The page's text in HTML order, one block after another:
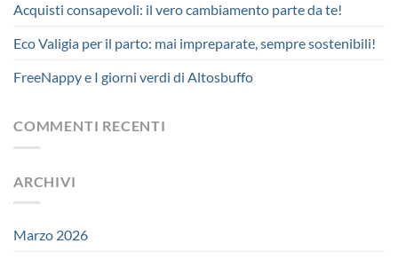
Acquisti consapevoli: il vero cambiamento parte da te!
Eco Valigia per il parto: mai impreparate, sempre sostenibili!
FreeNappy e I giorni verdi di Altosbuffo
COMMENTI RECENTI
ARCHIVI
Marzo 2026